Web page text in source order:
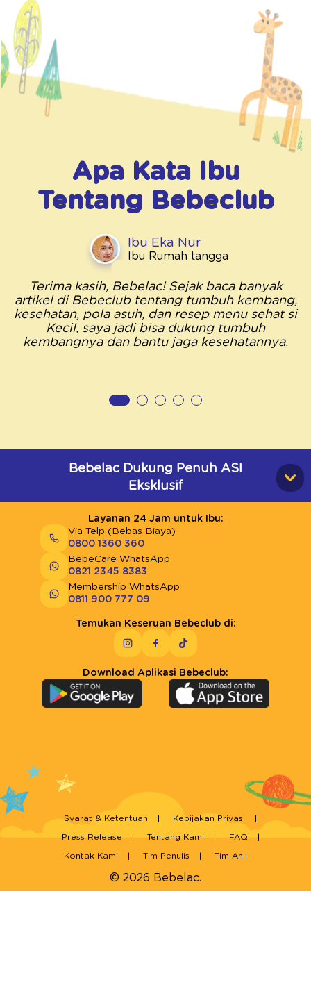
Apa Kata Ibu
Tentang Bebeclub
Ibu Eka Nur
Ibu Rumah tangga
Terima kasih, Bebelac! Sejak baca banyak
artikel di Bebeclub tentang tumbuh kembang,
kesehatan, pola asuh, dan resep menu sehat si
Kecil, saya jadi bisa dukung tumbuh
kembangnya dan bantu jaga kesehatannya.
Bebelac Dukung Penuh ASI
Eksklusif
Layanan 24 Jam untuk Ibu:
Via Telp (Bebas Biaya)
0800 1360 360
BebeCare WhatsApp
0821 2345 8383
Membership WhatsApp
0811 900 777 09
Temukan Keseruan Bebeclub di:
Download Aplikasi Bebeclub:
© 2026 Bebelac.
Syarat & Ketentuan Kebijakan Privasi
Press Release Tentang Kami FAQ
Kontak Kami Tim Penulis Tim Ahli